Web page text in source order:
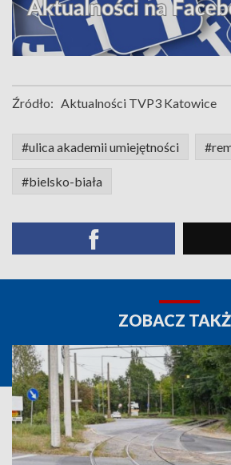
Źródło: Aktualności TVP3 Katowice
#ulica akademii umiejętności
#bielsko-biała
ZOBACZ